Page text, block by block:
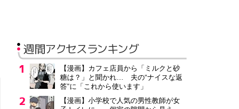
週間アクセスランキング
【漫画】カフェ店員から「ミルクと砂
糖は？」と聞かれ… 夫の“ナイスな返
答”に「これから使います」
【漫画】小学校で人気の男性教師が女